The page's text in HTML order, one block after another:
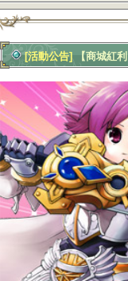
[活動公告] 【商城紅